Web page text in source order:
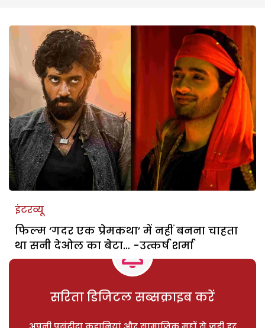
इंटरव्यू
फिल्म ‘गदर एक प्रेमकथा’ में नहीं बनना चाहता
था सनी देओल का बेटा… -उत्कर्ष शर्मा
सरिता डिजिटल सब्सक्राइब करें